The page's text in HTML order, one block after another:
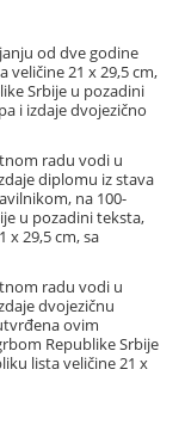
od dve godine
veličine 21 x 29,5 cm,
Srbije u pozadini
i izdaje dvojezično
radu vodi u
diplomu iz stava
na 100-
u pozadini teksta,
x 29,5 cm, sa
radu vodi u
dvojezičnu
ovim
Republike Srbije
lista veličine 21 x